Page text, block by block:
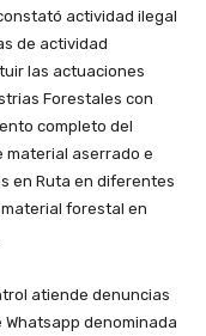
actividad ilegal
de actividad
las actuaciones
Forestales con
completo del
material aserrado e
en Ruta en diferentes
forestal en
atiende denuncias
denominada